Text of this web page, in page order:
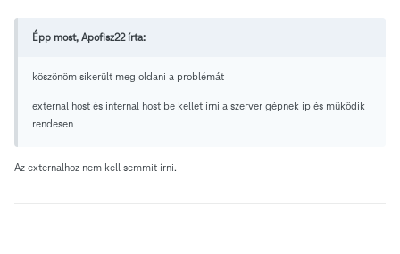
Épp most, Apofisz22 írta:
köszönöm sikerült meg oldani a problémát
external host és internal host be kellet írni a szerver gépnek ip és müködik
rendesen
Az externalhoz nem kell semmit írni.